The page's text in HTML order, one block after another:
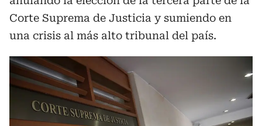
Corte Suprema de Justicia y sumiendo en
una crisis al más alto tribunal del país.